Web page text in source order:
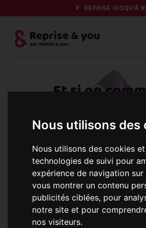
Nous utilisons des
Nous utilisons des cookies
technologies de suivi pour
expérience de navigation
vous montrer un contenu
publicités ciblées, pour
notre site et pour
nos visiteurs.
REPRISE JUSQU'À
Reprise
Et si on
c'est
Nous récupérons les
Une erreur est survenue :